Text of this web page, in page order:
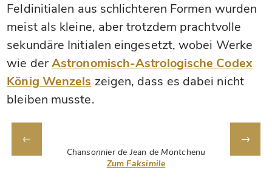
Feldinitialen aus schlichteren Formen wurden
meist als kleine, aber trotzdem prachtvolle
sekundäre Initialen eingesetzt, wobei Werke
wie derAstronomisch-Astrologische Codex
König Wenzels zeigen, dass es dabei nicht
bleiben musste.
Chansonnier de Jean de Montchenu
Zum Faksimile